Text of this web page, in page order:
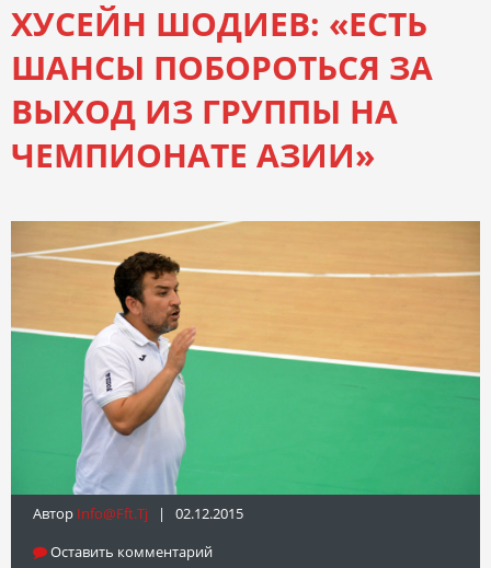
ХУСЕЙН ШОДИЕВ: «ЕСТЬ
ШАНСЫ ПОБОРОТЬСЯ ЗА
ВЫХОД ИЗ ГРУППЫ НА
ЧЕМПИОНАТЕ АЗИИ»
Автор Info@fft.tj | 02.12.2015
Оставить комментарий